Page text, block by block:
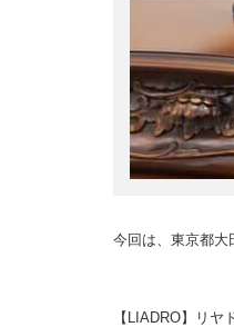
今回は、東京都大
【LIADRO】リ